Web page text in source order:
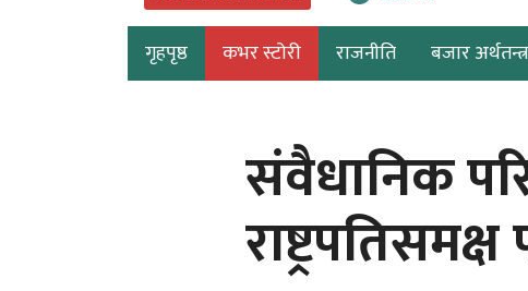
गृहपृष्ठ कभर स्टोरी राजनीति बजार अर्थतन्त्र
संवैधानिक